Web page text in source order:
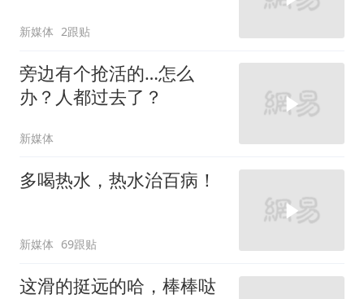
新媒体 2跟贴
旁边有个抢活的…怎么
办？人都过去了？
新媒体
多喝热水，热水治百病！
新媒体 69跟贴
这滑的挺远的哈，棒棒哒